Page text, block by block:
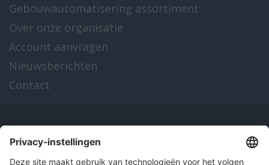
Gebouwautomatisering assortiment
Over onze organisatie
Account aanvragen
Nieuwsberichten
Contact
Onze producten
en diensten
Over Hitma